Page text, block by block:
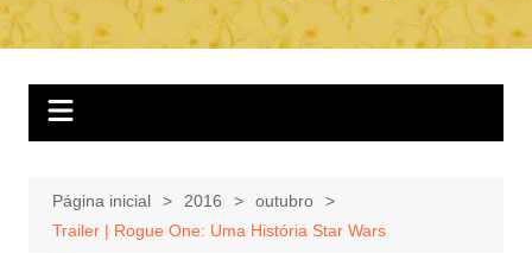
Página inicial 2016
outubro
Trailer | Rogue One: Uma História Star Wars